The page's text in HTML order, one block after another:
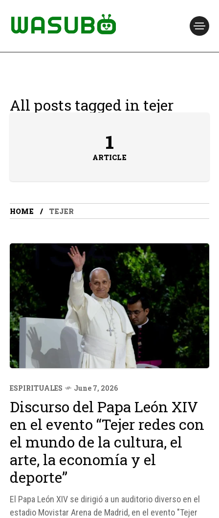
All posts tagged in tejer
1
ARTICLE
HOME TEJER
ESPIRITUALES June 7, 2026
Discurso del Papa León XIV
en el evento “Tejer redes con
el mundo de la cultura, el
arte, la economía y el
deporte”
El Papa León XIV se dirigió a un auditorio diverso en el
estadio Movistar Arena de Madrid, en el evento "Tejer